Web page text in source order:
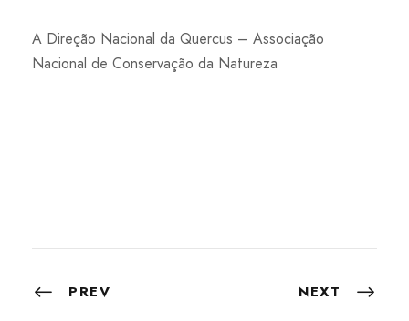
A Direção Nacional da Quercus – Associação
Nacional de Conservação da Natureza
PREV NEXT